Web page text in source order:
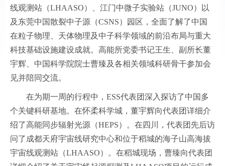
线观测站（LHAASO）、江门中微子实验站（JUNO）以
及东莞中国散裂中子源（CSNS）园区，全面了解了中国
在粒子物理、天体物理及中子科学领域的前沿布局与重大
科技基础设施建设成就。高能所党委书记王生、副所长董
宇辉、中国科学院院士曹臻及各相关领域科研骨干参加会
见并陪同交流。
在为期一周的行程中，ESS代表团深入探访了中国多
个关键科研基地。在怀柔科学城，董宇辉向代表团详细介
绍了高能同步辐射光源（HEPS）。在四川，代表团先后访
问了成都天府宇宙线研究中心和位于稻城的海子山高海拔
宇宙线观测站（LHAASO）。在稻城现场，曹臻向代表团